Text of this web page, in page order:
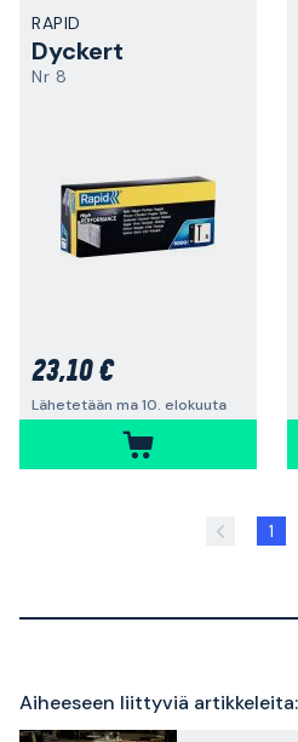
RAPID
Dyckert
Nr 8
23,10 €
Lähetetään ma 10. elokuuta
1
Aiheeseen liittyviä artikkeleita: